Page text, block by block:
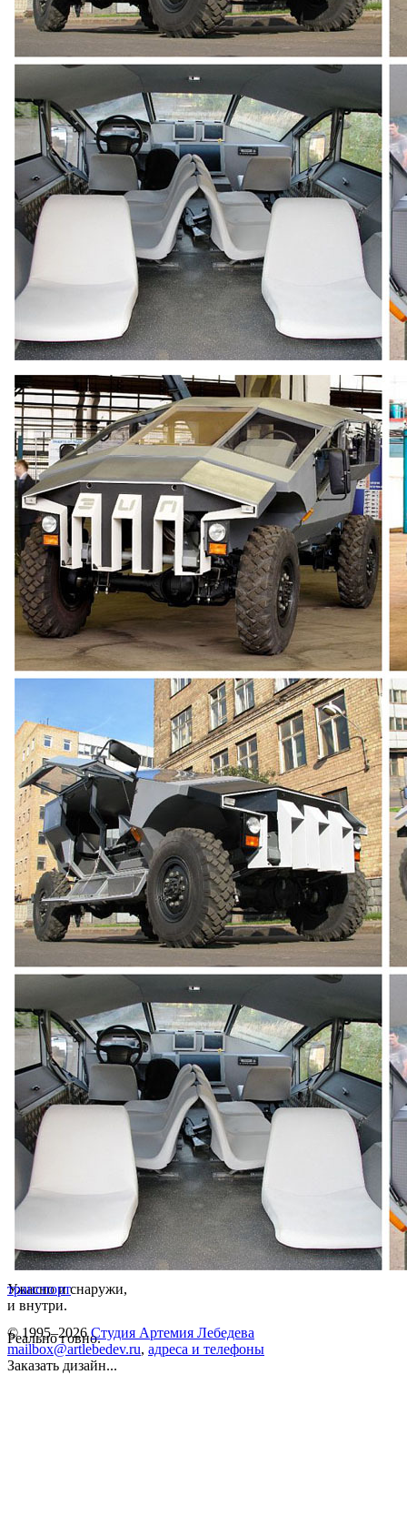
Ужасно и снаружи,
и внутри.
Реально говно.
транспорт
© 1995–2026 Студия Артемия Лебедева
mailbox@artlebedev.ru, адреса и телефоны
Заказать дизайн...